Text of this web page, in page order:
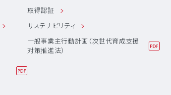
取得認証
サステナビリティ
一般事業主行動計画（次世代育成支援
対策推進法）